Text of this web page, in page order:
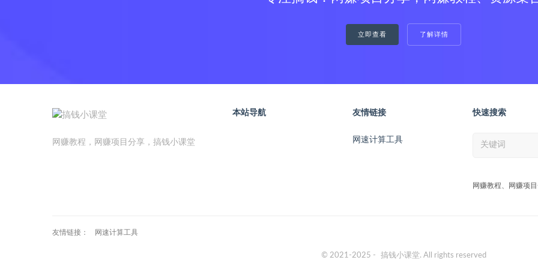
立即查看 了解详情
网赚教程，网赚项目分享，搞钱小课堂
本站导航 友情链接
网速计算工具
快速搜索
网赚教程、网赚项
友情链接： 网速计算工具
© 2021-2025 - 搞钱小课堂. All rights reserved